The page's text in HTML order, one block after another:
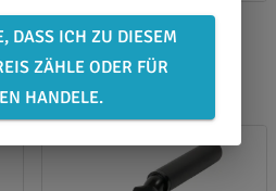
Tools
YelloRoller Plain 70 mm
Hard
ab 48,10 €
DASS ICH ZU DIESEM
ZÄHLE ODER FÜR
HANDELE.